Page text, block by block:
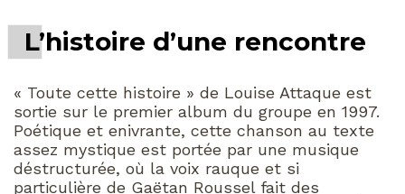
L’histoire d’une rencontre
« Toute cette histoire » de Louise Attaque est
sortie sur le premier album du groupe en 1997.
Poétique et enivrante, cette chanson au texte
assez mystique est portée par une musique
déstructurée, où la voix rauque et si
particulière de Gaëtan Roussel fait des